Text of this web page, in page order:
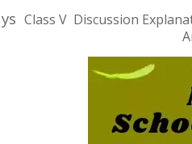
Class V Discussion